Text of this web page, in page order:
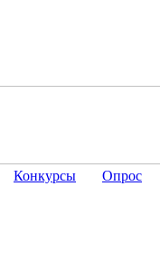
Конкурсы
Опрос